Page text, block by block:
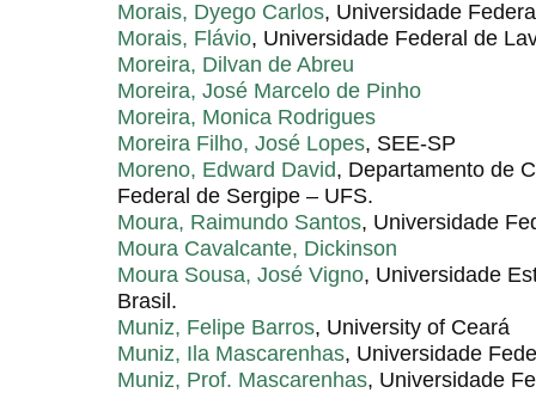
Morais, Dyego Carlos, Universidade
Morais, Flávio, Universidade Federal de
Moreira, Dilvan de Abreu
Moreira, José Marcelo de Pinho
Moreira, Monica Rodrigues
Moreira Filho, José Lopes, SEE-SP
Moreno, Edward David, Departamento de
Federal de Sergipe – UFS.
Moura, Raimundo Santos, Universidade
Moura Cavalcante, Dickinson
Moura Sousa, José Vigno, Universidade
Brasil.
Muniz, Felipe Barros, University of Ceará
Muniz, Ila Mascarenhas, Universidade
Muniz, Prof. Mascarenhas, Universidade